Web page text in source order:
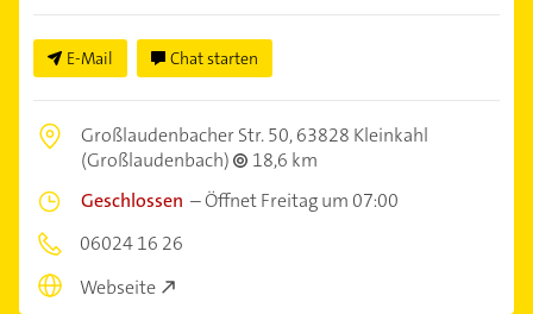
E-Mail Chat starten
Großlaudenbacher Str. 50,63828 Kleinkahl
(Großlaudenbach)
18,6 km
Geschlossen –Öffnet Freitag um 07:00
06024 16 26
Webseite